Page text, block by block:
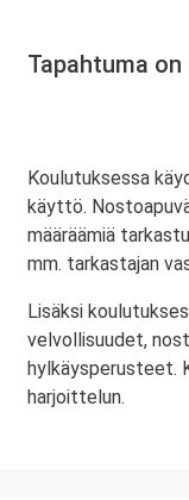
Tapahtuma
Koulutuksessa
käyttö.
määräämiä
mm. tarkastajan
Lisäksi
velvollisuudet,
hylkäysperusteet.
harjoittelun.